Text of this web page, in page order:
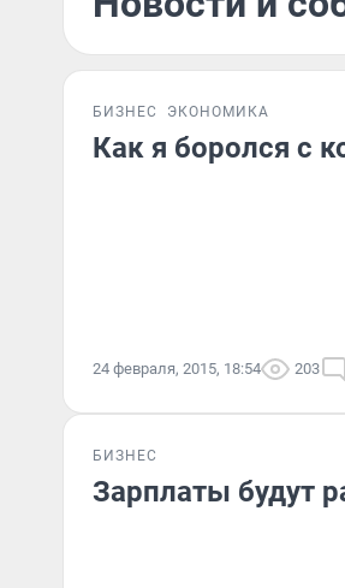
БИЗНЕС ЭКОНОМИКА
Как я боролся с
24 февраля, 2015, 18:54 203
БИЗНЕС
Зарплаты будут